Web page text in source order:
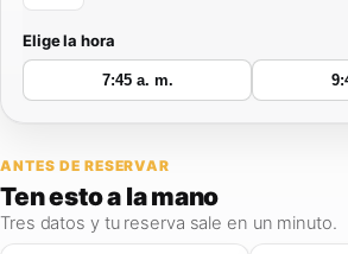
Elige la hora
7:45 a. m.
ANTES DE RESERVAR
Ten estoa la mano
Tres datos y tu reserva sale en un minuto.